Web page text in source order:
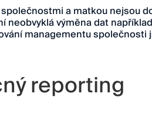
a matkou nejsou
neobvyklá výměna dat
managementu společnosti
reporting